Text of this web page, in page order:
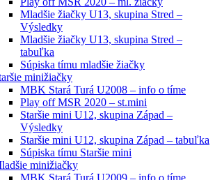
Mladšie žiačky U13, skupina Stred –
Výsledky
Mladšie žiačky U13, skupina Stred –
tabuľka
Súpiska tímu mladšie žiačky
minižiačky
MBK Stará Turá U2008 – info o tíme
Play off MSR 2020 – st.mini
Staršie mini U12, skupina Západ –
Výsledky
Staršie mini U12, skupina Západ – tabuľka
Súpiska tímu Staršie mini
minižiačky
MBK Stará Turá U2009 – info o tíme